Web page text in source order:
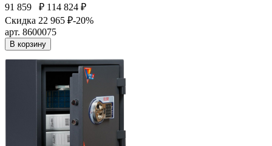
91 859
₽ 114 824 ₽
Скидка 22 965 ₽-20%
арт. 8600075
В корзину